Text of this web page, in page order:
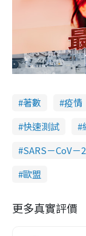
著數 疫情
快速測試
SARS－CoV－2
歐盟
更多真實評價